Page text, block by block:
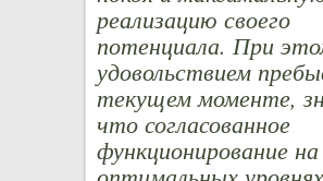
реализацию своего
потенциала. При
удовольствием
текущем моменте,
что согласованное
функционирование на